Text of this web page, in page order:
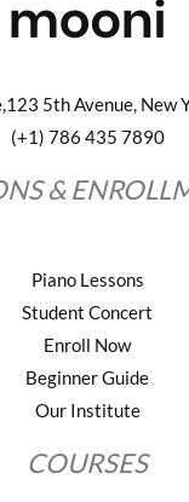
5th Avenue, New
(+1) 786 435 7890
&
Piano Lessons
Student Concert
Enroll Now
Beginner Guide
Our Institute
COURSES